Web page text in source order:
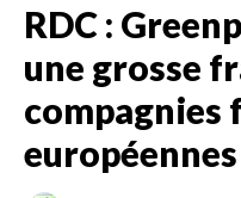
RDC :
une grosse
compagnies
européennes